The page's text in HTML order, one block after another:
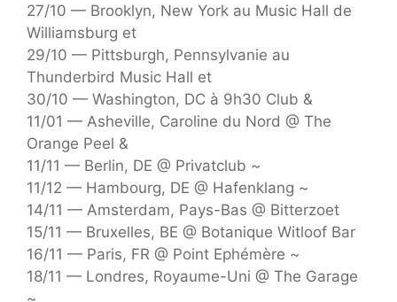
27/10 — Brooklyn, New York au Music Hall de
Williamsburg et
29/10 — Pittsburgh, Pennsylvanie au
Thunderbird Music Hall et
30/10 — Washington, DC à 9h30 Club &
11/01 — Asheville, Caroline du Nord @ The
Orange Peel &
11/11 — Berlin, DE @ Privatclub ~
11/12 — Hambourg, DE @ Hafenklang ~
14/11 — Amsterdam, Pays-Bas @ Bitterzoet
15/11 — Bruxelles, BE @ Botanique Witloof Bar
16/11 — Paris, FR @ Point Ephémère ~
18/11 — Londres, Royaume-Uni @ The Garage
~